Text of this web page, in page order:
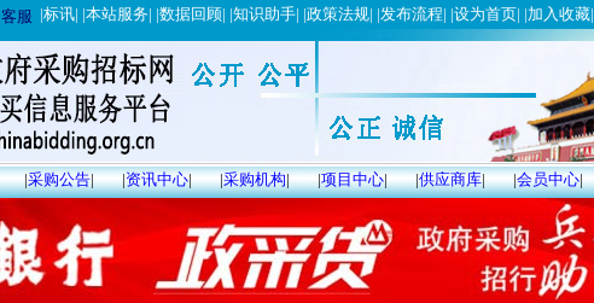
客服 |标讯| |本站服务| |数据回顾| |知识助手| |政策法规| |发布流程| |设为首页| |加入收藏|
|采购公告| |资讯中心| |采购机构| |项目中心| |供应商库| |会员中心|